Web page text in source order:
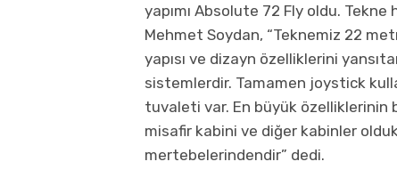
yapımı Absolute 72 Fly oldu. Tekne
Mehmet Soydan, “Teknemiz 22
yapısı ve dizayn özelliklerini
sistemlerdir. Tamamen joystick
tuvaleti var. En büyük özelliklerinin
misafir kabini ve diğer kabinler
mertebelerindendir” dedi.